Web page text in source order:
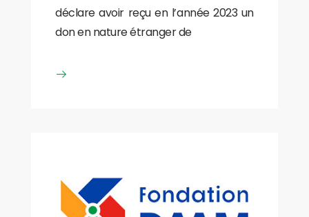
déclare avoir reçu en l’année 2023 un
don en nature étranger de